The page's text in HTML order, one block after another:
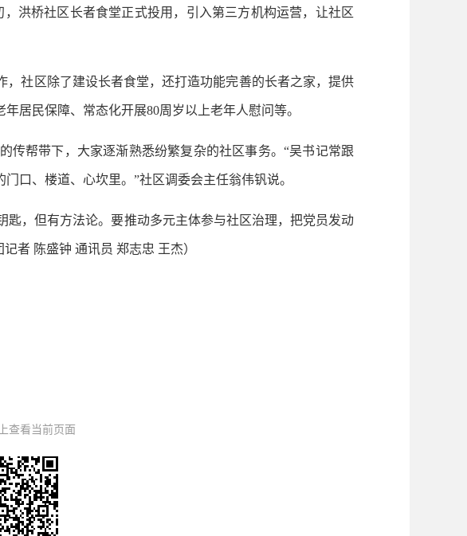
洪桥社区长者食堂正式投用，引入第三方机构运营，让社区
社区除了建设长者食堂，还打造功能完善的长者之家，提供
居民保障、常态化开展80周岁以上老年人慰问等。
帮带下，大家逐渐熟悉纷繁复杂的社区事务。“吴书记常跟
口、楼道、心坎里。”社区调委会主任翁伟钒说。
，但有方法论。要推动多元主体参与社区治理，把党员发动
者 陈盛钟 通讯员 郑志忠 王杰）
查看当前页面